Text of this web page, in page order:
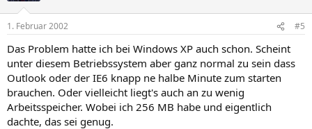
1. Februar 2002 #5
Das Problem hatte ich bei Windows XP auch schon. Scheint
unter diesem Betriebssystem aber ganz normal zu sein dass
Outlook oder der IE6 knapp ne halbe Minute zum starten
brauchen. Oder vielleicht liegt's auch an zu wenig
Arbeitsspeicher. Wobei ich 256 MB habe und eigentlich
dachte, das sei genug.